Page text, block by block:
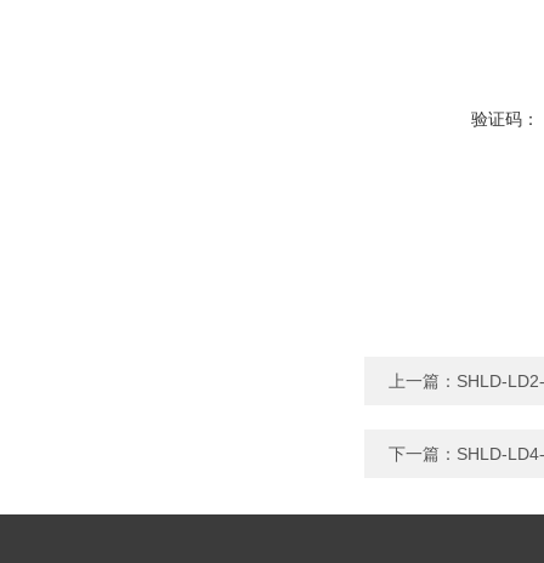
验证码：
上一篇： SHLD-
下一篇： SHLD-